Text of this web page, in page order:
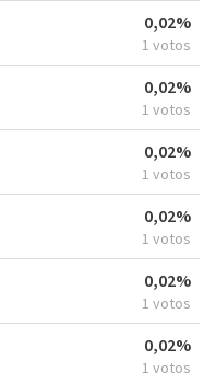
0,02%
1 votos
0,02%
1 votos
0,02%
1 votos
0,02%
1 votos
0,02%
1 votos
0,02%
1 votos